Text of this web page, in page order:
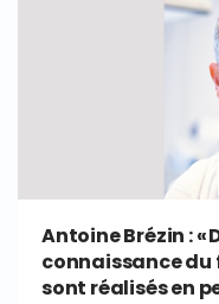
Antoine Brézin : «
connaissance
sont réalisés en